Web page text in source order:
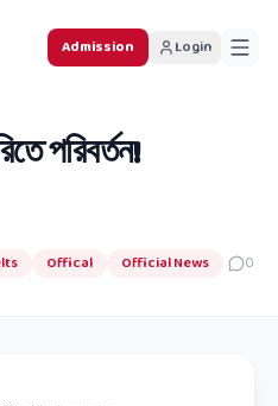
Admission Login
পরিবর্তন!
Offical Official News 0